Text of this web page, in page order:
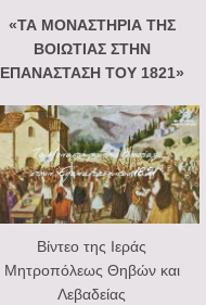
«ΤΑ ΜΟΝΑΣΤΗΡΙΑ ΤΗΣ
ΒΟΙΩΤΙΑΣ ΣΤΗΝ
ΕΠΑΝΑΣΤΑΣΗ ΤΟΥ 1821»
Βίντεο της Ιεράς
Μητροπόλεως Θηβών και
Λεβαδείας